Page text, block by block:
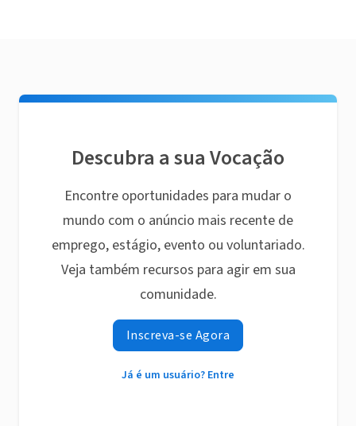
Descubra a sua Vocação
Encontre oportunidades para mudar o
mundo com o anúncio mais recente de
emprego, estágio, evento ou voluntariado.
Veja também recursos para agir em sua
comunidade.
Inscreva-se Agora
Já é um usuário? Entre